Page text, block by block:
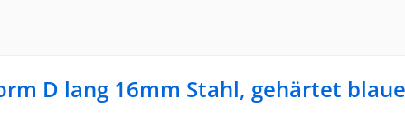
D lang 16mm Stahl, gehärtet